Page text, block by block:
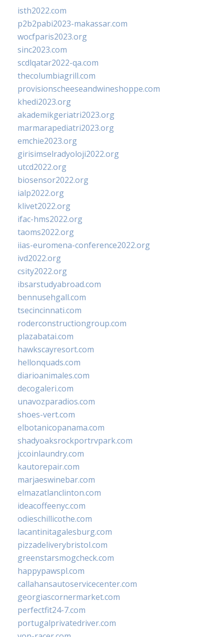
isth2022.com
p2b2pabi2023-makassar.com
wocfparis2023.org
sinc2023.com
scdlqatar2022-qa.com
thecolumbiagrill.com
provisionscheeseandwineshoppe.com
khedi2023.org
akademikgeriatri2023.org
marmarapediatri2023.org
emchie2023.org
girisimselradyoloji2022.org
utcd2022.org
biosensor2022.org
ialp2022.org
klivet2022.org
ifac-hms2022.org
taoms2022.org
iias-euromena-conference2022.org
ivd2022.org
csity2022.org
ibsarstudyabroad.com
bennusehgall.com
tsecincinnati.com
roderconstructiongroup.com
plazabatai.com
hawkscayresort.com
hellonquads.com
diarioanimales.com
decogaleri.com
unavozparadios.com
shoes-vert.com
elbotanicopanama.com
shadyoaksrockportrvpark.com
jccoinlaundry.com
kautorepair.com
marjaeswinebar.com
elmazatlanclinton.com
ideacoffeenyc.com
odieschillicothe.com
lacantinitagalesburg.com
pizzadeliverybristol.com
greenstarsmogcheck.com
happypawspl.com
callahansautoservicecenter.com
georgiascornermarket.com
perfectfit24-7.com
portugalprivatedriver.com